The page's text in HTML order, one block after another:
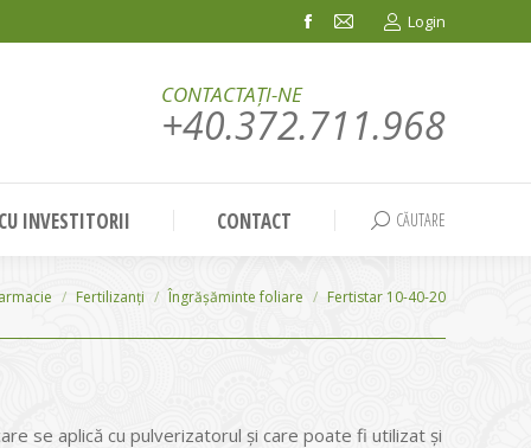
Facebook
in
window
Mail
in
window
Login
CONTACTAȚI-NE
+40.372.711.968
INVESTITORII CONTACT Search:
CĂUTARE
Fertilizanți Îngrășăminte foliare Fertistar 10-40-20
se aplică cu pulverizatorul și care poate fi utilizat și